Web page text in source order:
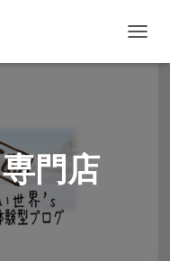
ビ
門店